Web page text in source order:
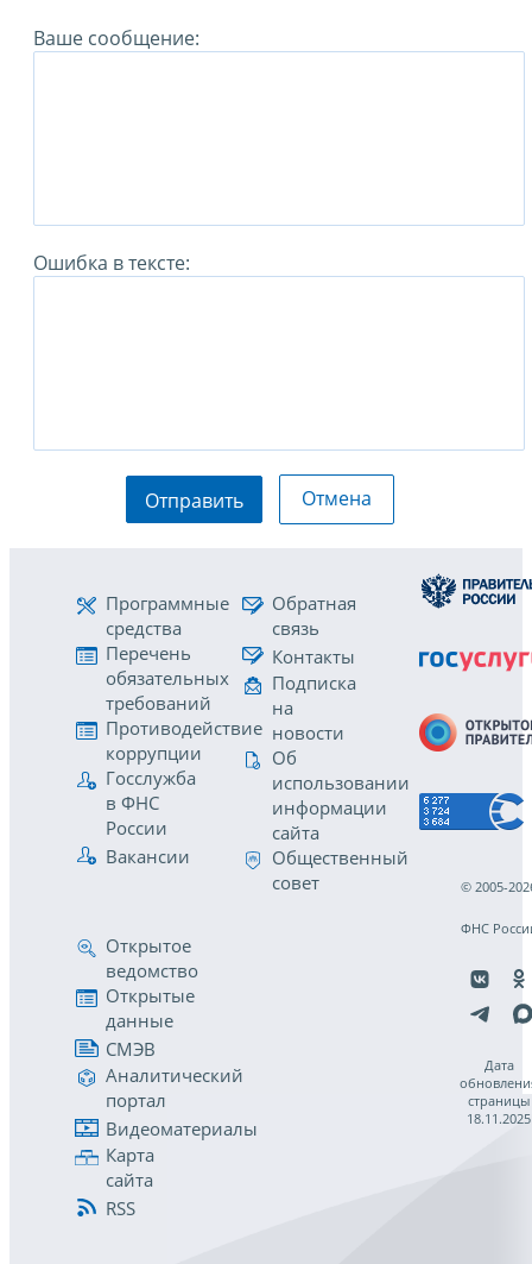
Ваше сообщение:
Ошибка в тексте:
Отправить Отмена
Программные
средства
Перечень
обязательных
требований
Противодействие
коррупции
Госслужба
в ФНС
России
Вакансии
Обратная
связь
Контакты
Подписка
на
новости
Об
использовании
информации
сайта
Общественный
совет
Открытое
ведомство
Открытые
данные
СМЭВ
Аналитический
портал
Видеоматериалы
Карта
сайта
RSS
© 2005-
ФНС
Дата
страницы
18.11.2025